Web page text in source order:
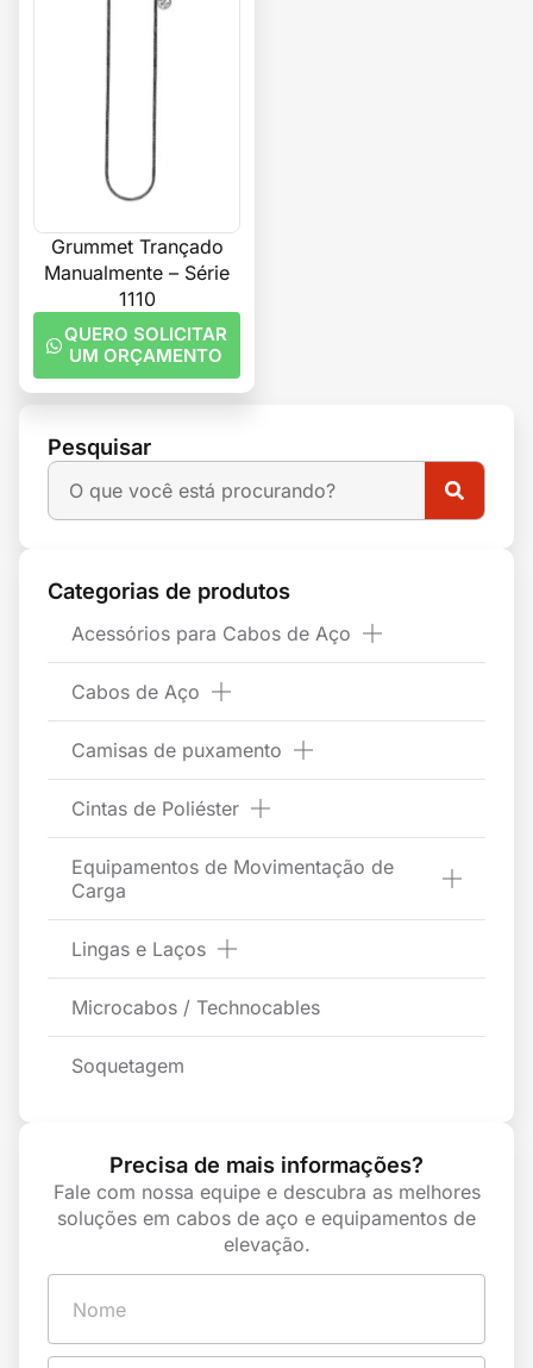
Pesquisar
Categorias de produtos
Acessórios para Cabos de Aço
Cabos de Aço
Camisas de puxamento
Cintas de Poliéster
Equipamentos de Movimentação de
Carga
Lingas e Laços
Microcabos / Technocables
Soquetagem
Precisa de mais informações?
Fale com nossa equipe e descubra as melhores
soluções em cabos de aço e equipamentos de
elevação.
Grummet Trançado
Manualmente – Série
1110
QUERO SOLICITAR
UM ORÇAMENTO